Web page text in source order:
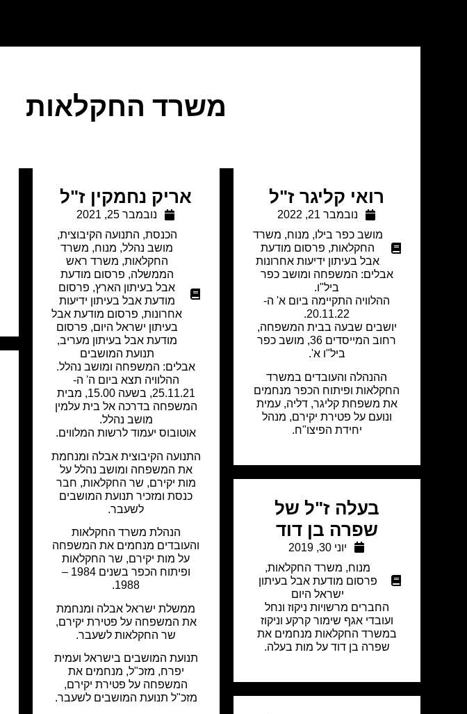
משרד החקלאות
רואי קליגר ז"ל
נובמבר 21, 2022
מושב כפר בילו, מנוח, משרד
החקלאות, פרסום מודעת
אבל בעיתון ידיעות אחרונות
אבלים: המשפחה ומושב כפר
ביל"ו.
ההלוויה התקיימה ביום א' ה-
20.11.22.
יושבים שבעה בבית המשפחה,
רחוב המייסדים 36, מושב כפר
ביל"ו א'.
ההנהלה והעובדים במשרד
החקלאות ופיתוח הכפר מנחמים
את משפחת קליגר, דליה, עמית
ונועם על פטירת יקירם, מנהל
יחידת הפיצו"ח.
אריק נחמקין ז"ל
נובמבר 25, 2021
הכנסת, התנועה הקיבוצית,
מושב נהלל, מנוח, משרד
החקלאות, משרד ראש
הממשלה, פרסום מודעת
אבל בעיתון הארץ, פרסום
מודעת אבל בעיתון ידיעות
אחרונות, פרסום מודעת אבל
בעיתון ישראל היום, פרסום
מודעת אבל בעיתון מעריב,
תנועת המושבים
אבלים: המשפחה ומושב נהלל.
ההלוויה תצא ביום ה' ה-
25.11.21, בשעה 15.00, מבית
המשפחה בדרכה אל בית עלמין
מושב נהלל.
אוטובוס יעמוד לרשות המלווים.
התנועה הקיבוצית אבלה ומנחמת
את המשפחה ומושב נהלל על
מות יקירם, שר החקלאות, חבר
כנסת ומזכיר תנועת המושבים
לשעבר.
הנהלת משרד החקלאות
והעובדים מנחמים את המשפחה
על מות יקירם, שר החקלאות
ופיתוח הכפר בשנים 1984 –
1988.
ממשלת ישראל אבלה ומנחמת
את המשפחה על פטירת יקירם,
שר החקלאות לשעבר.
תנועת המושבים בישראל ועמית
יפרח, מזכ"ל, מנחמים את
המשפחה על פטירת יקירם,
מזכ"ל תנועת המושבים לשעבר.
בעלה ז"ל של
שפרה בן דוד
יוני 30, 2019
מנוח, משרד החקלאות,
פרסום מודעת אבל בעיתון
ישראל היום
החברים מרשויות ניקוז ונחל
ועובדי אגף שימור קרקע וניקוז
במשרד החקלאות מנחמים את
שפרה בן דוד על מות בעלה.